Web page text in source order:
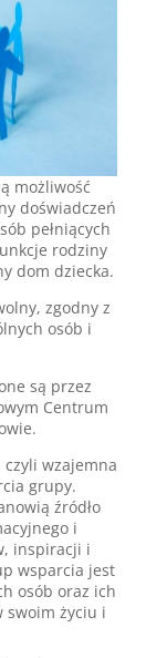
możliwość
doświadczeń
pełniących
rodziny
dom dziecka.
zgodny z
osób i
są przez
Centrum
wzajemna
grupy.
źródło
i
inspiracji i
wsparcia jest
osób oraz ich
swoim życiu i